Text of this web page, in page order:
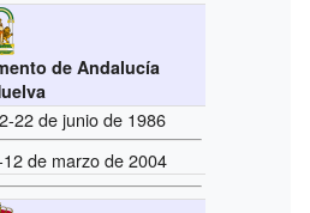
de Andalucía
22 de junio de 1986
de marzo de 2004